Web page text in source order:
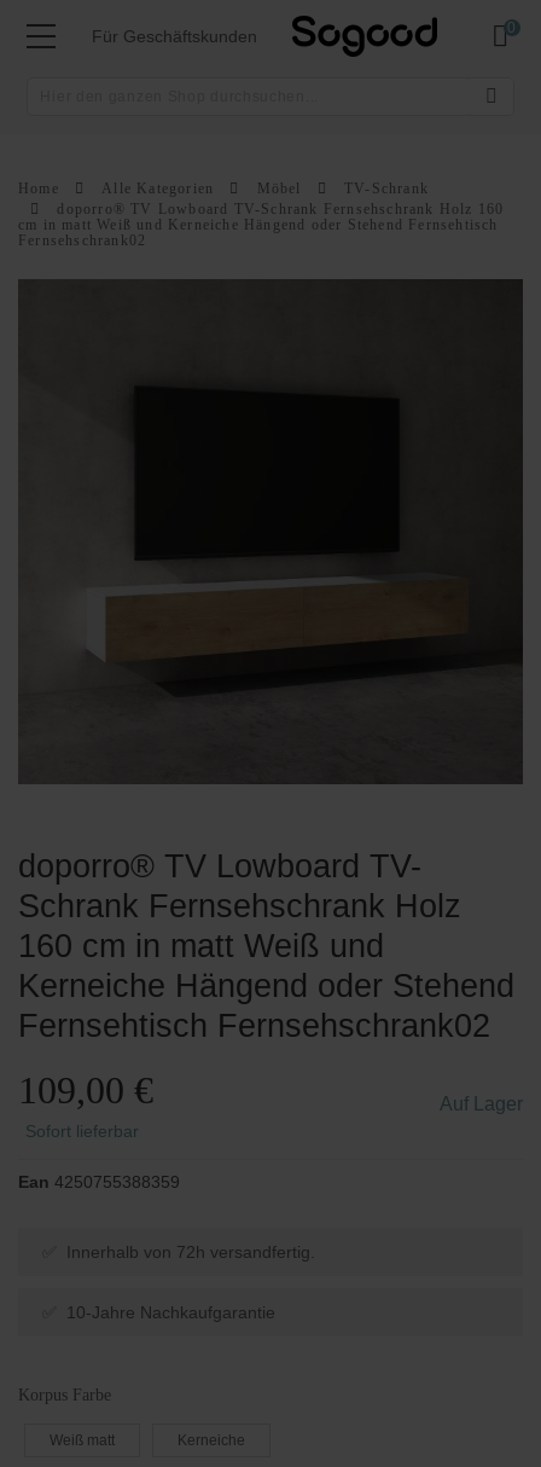
Für Geschäftskunden
Home Alle Kategorien Möbel
TV-Schrank
doporro® TV Lowboard TV-Schrank Fernsehschrank Holz 160
cm in matt Weiß und Kerneiche Hängend oder Stehend Fernsehtisch
Fernsehschrank02
doporro® TV Lowboard TV-
Schrank Fernsehschrank Holz
160 cm in matt Weiß und
Kerneiche Hängend oder Stehend
Fernsehtisch Fernsehschrank02
109,00 €
Sofort lieferbar
Auf Lager
Ean 4250755388359
✅ Innerhalb von 72h versandfertig.
✅ 10-Jahre Nachkaufgarantie
Korpus Farbe
Weiß matt Kerneiche